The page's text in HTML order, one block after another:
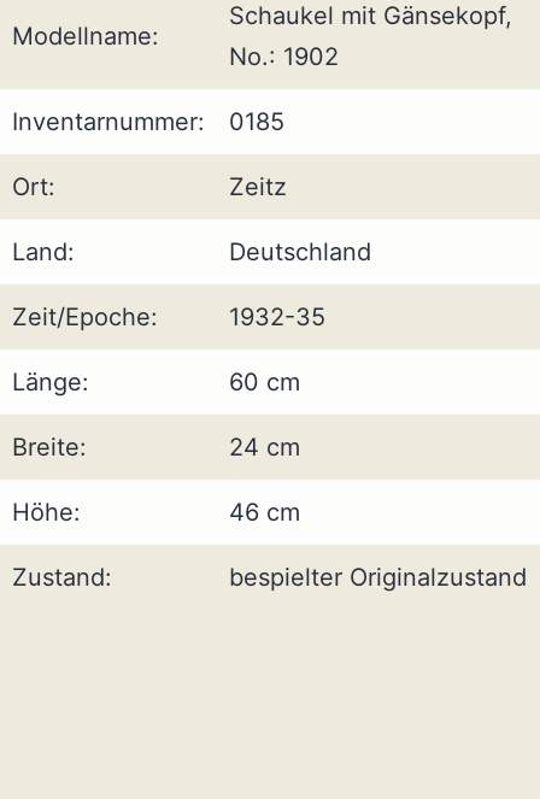
Modellname:
Schaukel mit Gänsekopf,
No.: 1902
Inventarnummer: 0185
Ort: Zeitz
Land: Deutschland
Zeit/Epoche: 1932-35
Länge: 60 cm
Breite: 24 cm
Höhe: 46 cm
Zustand: bespielter Originalzustand